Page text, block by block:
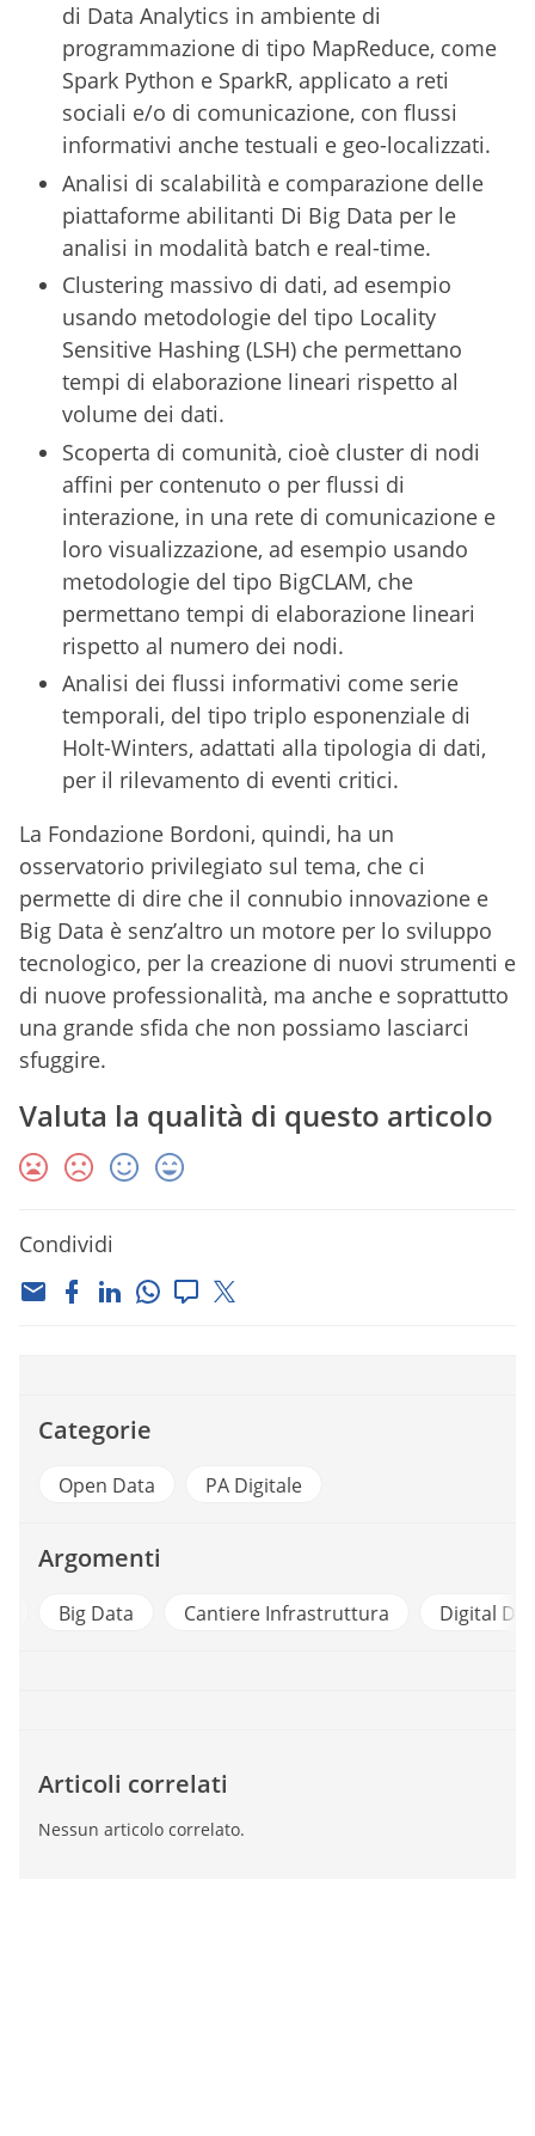
di Data Analytics in ambiente di
programmazione di tipo MapReduce, come
Spark Python e SparkR, applicato a reti
sociali e/o di comunicazione, con flussi
informativi anche testuali e geo-localizzati.
Analisi di scalabilità e comparazione delle
piattaforme abilitanti Di Big Data per le
analisi in modalità batch e real-time.
Clustering massivo di dati, ad esempio
usando metodologie del tipo Locality
Sensitive Hashing (LSH) che permettano
tempi di elaborazione lineari rispetto al
volume dei dati.
Scoperta di comunità, cioè cluster di nodi
affini per contenuto o per flussi di
interazione, in una rete di comunicazione e
loro visualizzazione, ad esempio usando
metodologie del tipo BigCLAM, che
permettano tempi di elaborazione lineari
rispetto al numero dei nodi.
Analisi dei flussi informativi come serie
temporali, del tipo triplo esponenziale di
Holt-Winters, adattati alla tipologia di dati,
per il rilevamento di eventi critici.
La Fondazione Bordoni, quindi, ha un
osservatorio privilegiato sul tema, che ci
permette di dire che il connubio innovazione e
Big Data è senz’altro un motore per lo sviluppo
tecnologico, per la creazione di nuovi strumenti e
di nuove professionalità, ma anche e soprattutto
una grande sfida che non possiamo lasciarci
sfuggire.
Valuta la qualità di questo articolo
Condividi
Categorie
Open Data PA Digitale
Argomenti
Big Data Cantiere Infrastruttura Digital
Articoli correlati
Nessun articolo correlato.